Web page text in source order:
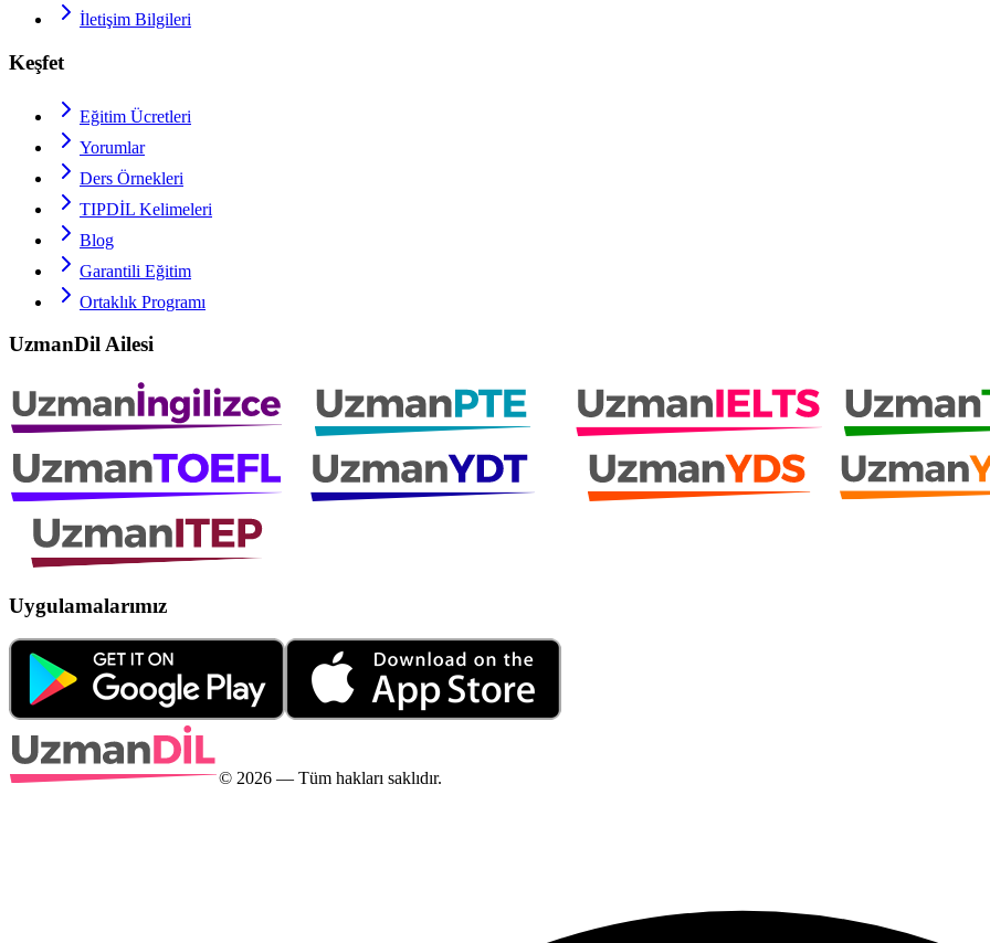
İletişim Bilgileri
Keşfet
Eğitim Ücretleri
Yorumlar
Ders Örnekleri
TIPDİL Kelimeleri
Blog
Garantili Eğitim
Ortaklık Programı
UzmanDil Ailesi
Uygulamalarımız
© 2026 — Tüm hakları saklıdır.